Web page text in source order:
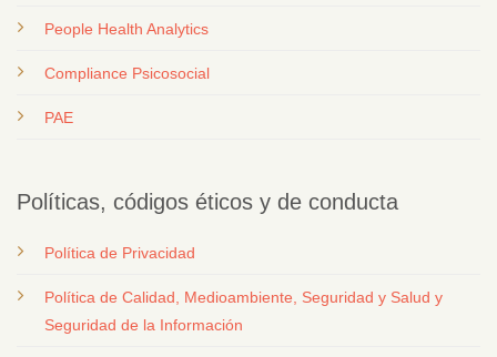
People Health Analytics
Compliance Psicosocial
PAE
Políticas, códigos éticos y de conducta
Política de Privacidad
Política de Calidad, Medioambiente, Seguridad y Salud y
Seguridad de la Información